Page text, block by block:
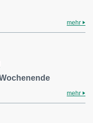
mehr
mehr